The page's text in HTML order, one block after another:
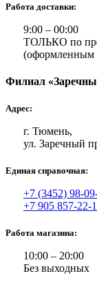
Работа доставки:
9:00 – 00:00
ТОЛЬКО по
(оформленным
Филиал
Адрес:
г. Тюмень,
ул. Заречный
Единая справочная:
+7 (3452) 98-
+7 905 857-22-
Работа магазина:
10:00 – 20:00
Без выходных